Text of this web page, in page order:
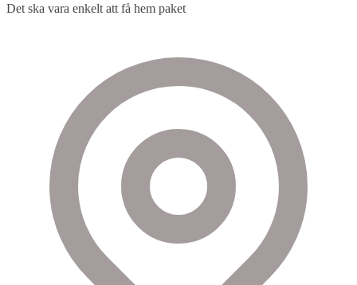
Det ska vara enkelt att få hem paket